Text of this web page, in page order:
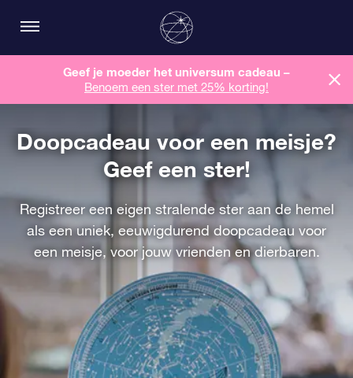
Geef je moeder het universum cadeau –
Benoem een ​​ster met 25% korting!
Doopcadeau voor een meisje?
Geef een ster!
Registreer een eigen stralende ster aan de hemel
als een uniek, eeuwigdurend doopcadeau voor
een meisje, voor jouw vrienden en dierbaren.